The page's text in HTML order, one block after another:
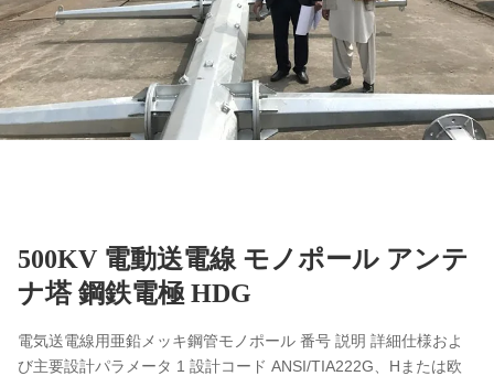
500KV 電動送電線 モノポール アンテ
ナ塔 鋼鉄電極 HDG
電気送電線用亜鉛メッキ鋼管モノポール 番号 説明 詳細仕様およ
び主要設計パラメータ 1 設計コード ANSI/TIA222G、Hまたは欧